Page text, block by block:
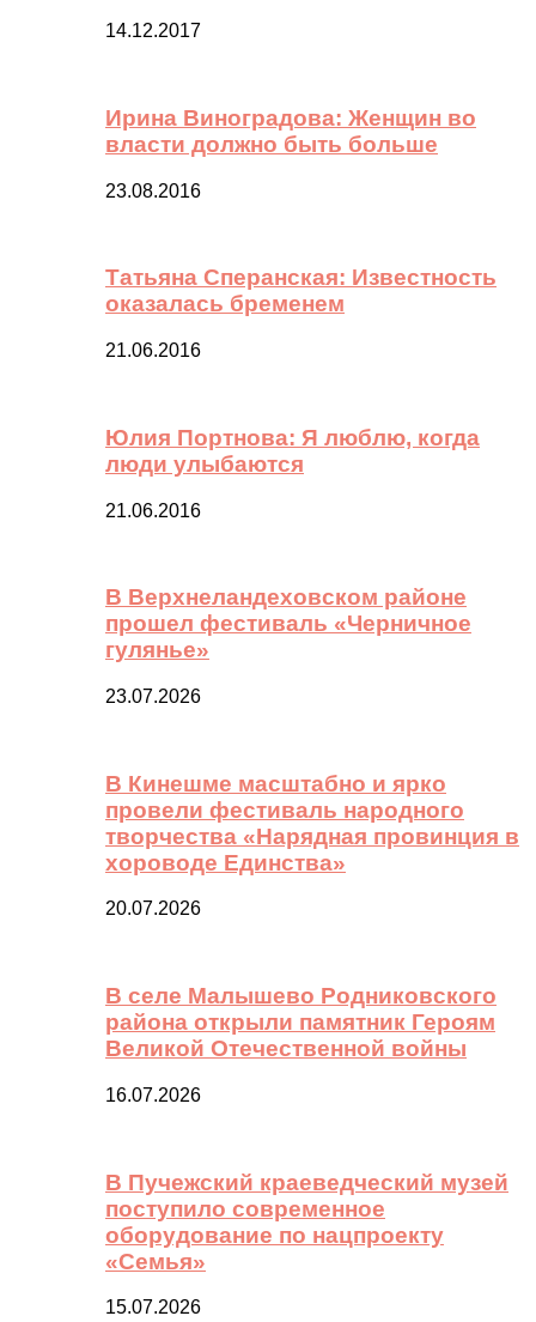
14.12.2017
Ирина Виноградова: Женщин во
власти должно быть больше
23.08.2016
Татьяна Сперанская: Известность
оказалась бременем
21.06.2016
Юлия Портнова: Я люблю, когда
люди улыбаются
21.06.2016
В Верхнеландеховском районе
прошел фестиваль «Черничное
гулянье»
23.07.2026
В Кинешме масштабно и ярко
провели фестиваль народного
творчества «Нарядная провинция в
хороводе Единства»
20.07.2026
В селе Малышево Родниковского
района открыли памятник Героям
Великой Отечественной войны
16.07.2026
В Пучежский краеведческий музей
поступило современное
оборудование по нацпроекту
«Семья»
15.07.2026